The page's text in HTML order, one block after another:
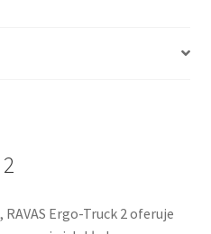
Ergo-Truck 2 oferuje